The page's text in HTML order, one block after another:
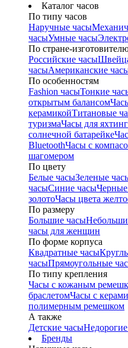
Каталог часов
По типу часов
Наручные часы
часыУмные часы
По стране-
Российские часы
часыАмериканские
По особенностям
Fashion часыТонкие
открытым балансом
керамикойТитановые
туризмаЧасы для
солнечной батарейке
BluetoothЧасы с
шагомером
По цвету
Белые часыЗеленые
часыСиние часы
золотоЧасы цвета
По размеру
Большие часы
часы для женщин
По форме корпуса
Квадратные часы
часыПрямоугольные
По типу крепления
Часы с кожаным
браслетомЧасы с
полимерным ремешком
А также
Детские часы
Бренды